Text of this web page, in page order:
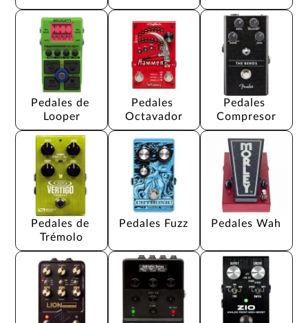
Pedales de
Looper
Pedales
Octavador
Pedales
Compresor
Pedales de
Trémolo
Pedales Fuzz Pedales Wah